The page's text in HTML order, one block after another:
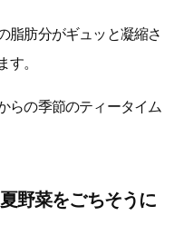
脂肪分がギュッと凝縮さ
す。
らの季節のティータイム
野菜をごちそうに